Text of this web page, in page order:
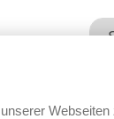
Webseiten